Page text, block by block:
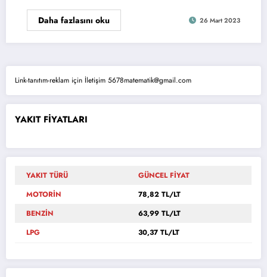
Daha fazlasını oku 26 Mart 2023
Link-tanıtım-reklam için İletişim 5678matematik@gmail.com
YAKIT FİYATLARI
YAKIT TÜRÜ
GÜNCEL FİYAT
MOTORİN
78,82 TL/LT
BENZİN
63,99 TL/LT
LPG
30,37 TL/LT